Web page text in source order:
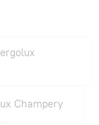
Champery